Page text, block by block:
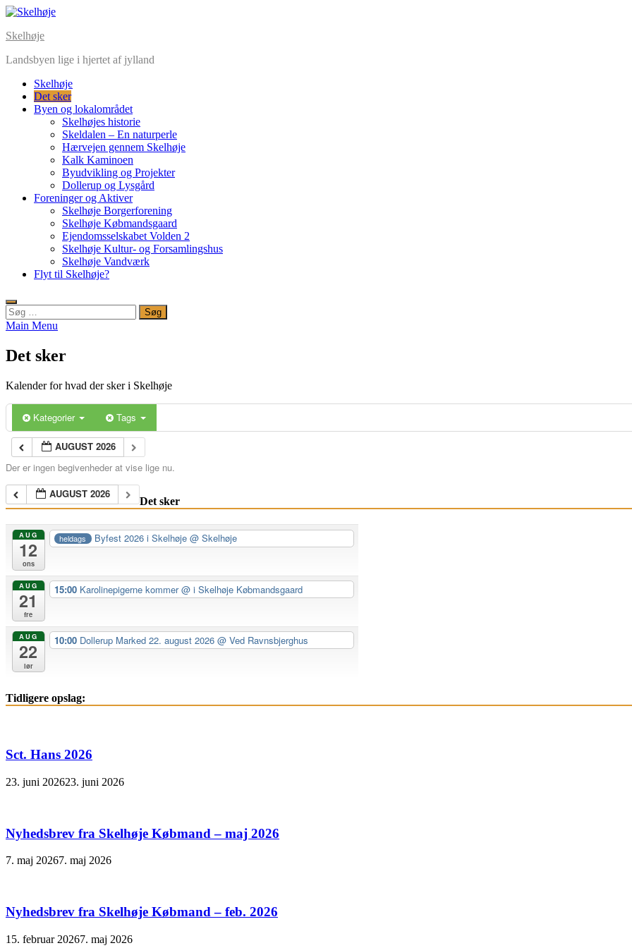
Skip
content
Skelhøje
Landsbyen lige i hjertet af jylland
Skelhøje
Det sker
Byen og lokalområdet
Skelhøjes historie
Skeldalen – En naturperle
Hærvejen gennem Skelhøje
Kalk Kaminoen
Byudvikling og Projekter
Dollerup og Lysgård
Foreninger og Aktiver
Skelhøje Borgerforening
Skelhøje Købmandsgaard
Ejendomsselskabet Volden 2
Skelhøje Kultur- og Forsamlingshus
Skelhøje Vandværk
Flyt til Skelhøje?
Søg
efter:
Main Menu
Det sker
Kalender for hvad der sker i Skelhøje
Kategorier Tags
AUGUST 2026
Der er ingen begivenheder at vise lige nu.
AUGUST 2026
Det sker
AUG
12
ons
heldags Byfest 2026 i Skelhøje@ Skelhøje
AUG
21
fre
15:00 Karolinepigerne kommer@ i Skelhøje Købmandsgaard
AUG
22
lør
10:00 Dollerup Marked 22. august 2026 @ Ved Ravnsbjerghus
Tidligere opslag:
Sct. Hans 2026
23. juni 202623. juni 2026
Nyhedsbrev fra Skelhøje Købmand – maj 2026
7. maj 20267. maj 2026
Nyhedsbrev fra Skelhøje Købmand – feb. 2026
15. februar 20267. maj 2026